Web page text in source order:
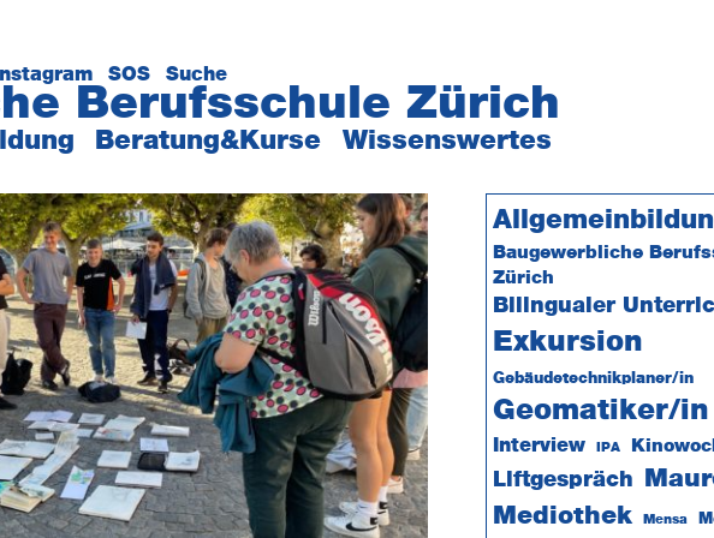
Instagram SOS Suche
Berufsschule Zürich
Beratung&Kurse Wissenswertes
Seitenspalte
Baugewerbliche
Zürich
Bilingualer
Exkursion
Gebäudetechnikplaner/in
Geomatiker/in
Interview IPA
Liftgespräch
Mediothek
Mensa